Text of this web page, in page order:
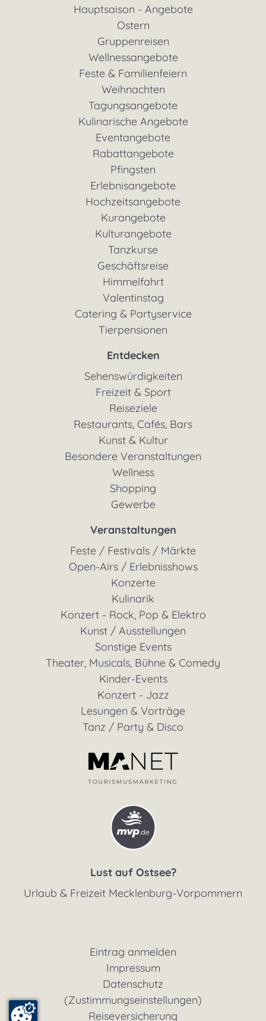
Hauptsaison - Angebote
Ostern
Gruppenreisen
Wellnessangebote
Feste & Familienfeiern
Weihnachten
Tagungsangebote
Kulinarische Angebote
Eventangebote
Rabattangebote
Pfingsten
Erlebnisangebote
Hochzeitsangebote
Kurangebote
Kulturangebote
Tanzkurse
Geschäftsreise
Himmelfahrt
Valentinstag
Catering & Partyservice
Tierpensionen
Entdecken
Sehenswürdigkeiten
Freizeit & Sport
Reiseziele
Restaurants, Cafés, Bars
Kunst & Kultur
Besondere Veranstaltungen
Wellness
Shopping
Gewerbe
Veranstaltungen
Feste / Festivals / Märkte
Open-Airs / Erlebnisshows
Konzerte
Kulinarik
Konzert - Rock, Pop & Elektro
Kunst / Ausstellungen
Sonstige Events
Theater, Musicals, Bühne & Comedy
Kinder-Events
Konzert - Jazz
Lesungen & Vorträge
Tanz / Party & Disco
Lust auf Ostsee?
Urlaub & Freizeit Mecklenburg-Vorpommern
Eintrag anmelden
Impressum
Datenschutz
(Zustimmungseinstellungen)
Reiseversicherung